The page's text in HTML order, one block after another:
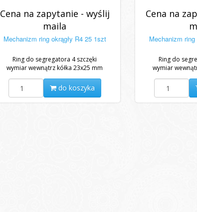
Cena na zapytanie - wyślij
maila
Mechanizm ring okrągły R4 25 1szt
Ring do segregatora 4 szczęki
wymiar wewnątrz kółka 23x25 mm
do koszyka
Cena na
Mechanizm
Ring do
wymiar